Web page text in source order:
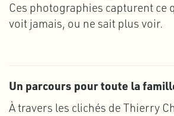
Ces photographies capturent ce
voit jamais, ou ne sait plus voir.
Un parcours pour toute la
À travers les clichés de Thierry